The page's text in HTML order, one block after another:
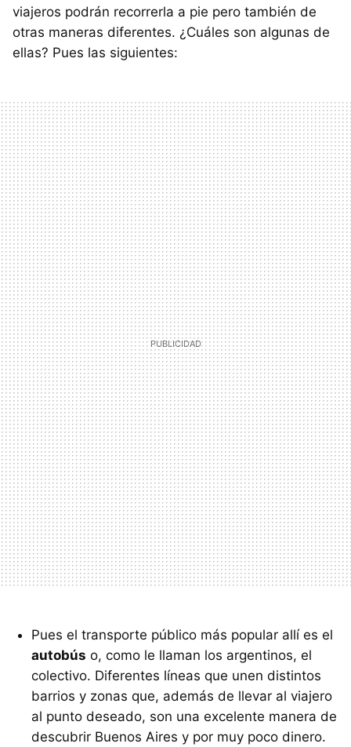
viajeros podrán recorrerla a pie pero también de
otras maneras diferentes. ¿Cuáles son algunas de
ellas? Pues las siguientes:
Pues el transporte público más popular allí es el
autobús o, como le llaman los argentinos, el
colectivo. Diferentes líneas que unen distintos
barrios y zonas que, además de llevar al viajero
al punto deseado, son una excelente manera de
descubrir Buenos Aires y por muy poco dinero.